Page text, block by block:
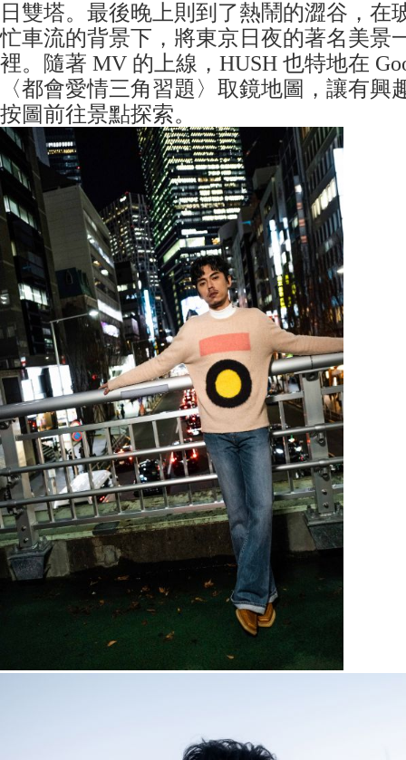
日雙塔。最後晚上則到了熱鬧的澀谷，在
忙車流的背景下，將東京日夜的著名美景
裡。隨著 MV 的上線，HUSH 也特地在
〈都會愛情三角習題〉取鏡地圖，讓有興
按圖前往景點探索。